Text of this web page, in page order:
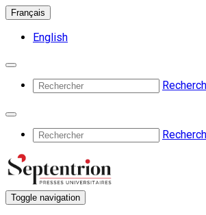
Français
English
Toggle navigation